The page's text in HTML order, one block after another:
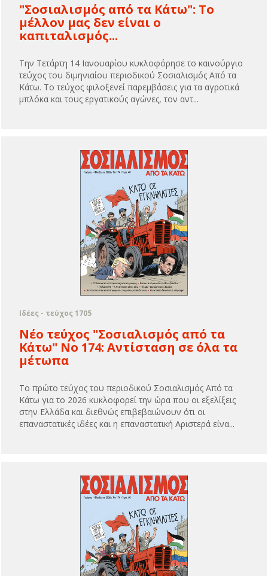
"Σοσιαλισμός από τα Κάτω": Το
μέλλον μας δεν είναι ο
καπιταλισμός...
Την Τετάρτη 14 Ιανουαρίου κυκλοφόρησε το καινούργιο
τεύχος του διμηνιαίου περιοδικού Σοσιαλισμός Από τα
Κάτω. Το τεύχος φιλοξενεί παρεμβάσεις για τα αγροτικά
μπλόκα και τους εργατικούς αγώνες, τον αντ...
Ιδέες - τεύχος 1705
Νέο τεύχος "Σοσιαλισμός από τα
Κάτω" Νο 174: Αντίσταση σε όλα τα
μέτωπα
Το πρώτο τεύχος του περιοδικού Σοσιαλισμός Από τα
Κάτω για το 2026 κυκλοφορεί την ώρα που οι εξελίξεις
στην Ελλάδα και διεθνώς επιβεβαιώνουν ότι οι
επαναστατικές ιδέες και η επαναστατική Αριστερά είνα...